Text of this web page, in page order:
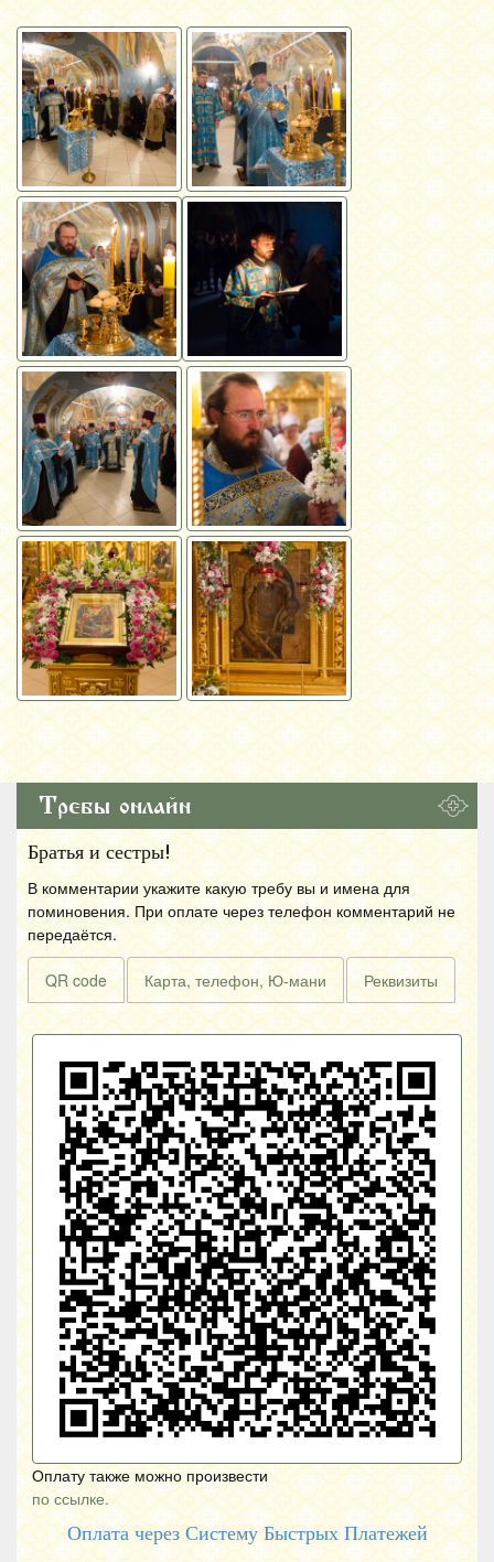
Требы онлайн
Братья и сестры!
В комментарии укажите какую требу вы и имена для
поминовения. При оплате через телефон комментарий не
передаётся.
QR code Карта, телефон, Ю-мани Реквизиты
Оплату также можно произвести
по ссылке.
Оплата через Систему Быстрых Платежей